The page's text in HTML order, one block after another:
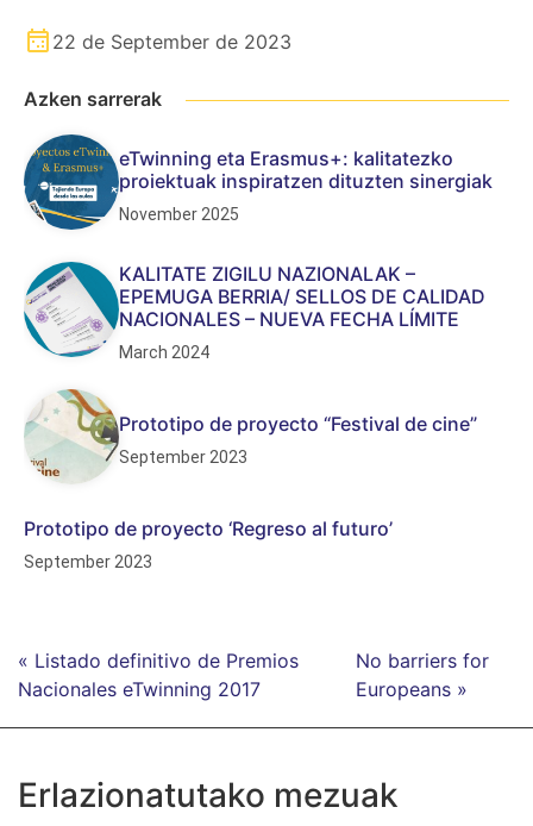
22 de September de 2023
Azken sarrerak
eTwinning eta Erasmus+: kalitatezko
proiektuak inspiratzen dituzten sinergiak
November 2025
KALITATE ZIGILU NAZIONALAK –
EPEMUGA BERRIA/ SELLOS DE CALIDAD
NACIONALES – NUEVA FECHA LÍMITE
March 2024
Prototipo de proyecto “Festival de cine”
September 2023
Prototipo de proyecto ‘Regreso al futuro’
September 2023
« Listado definitivo de Premios
Nacionales eTwinning 2017
No barriers for
Europeans »
Erlazionatutako mezuak